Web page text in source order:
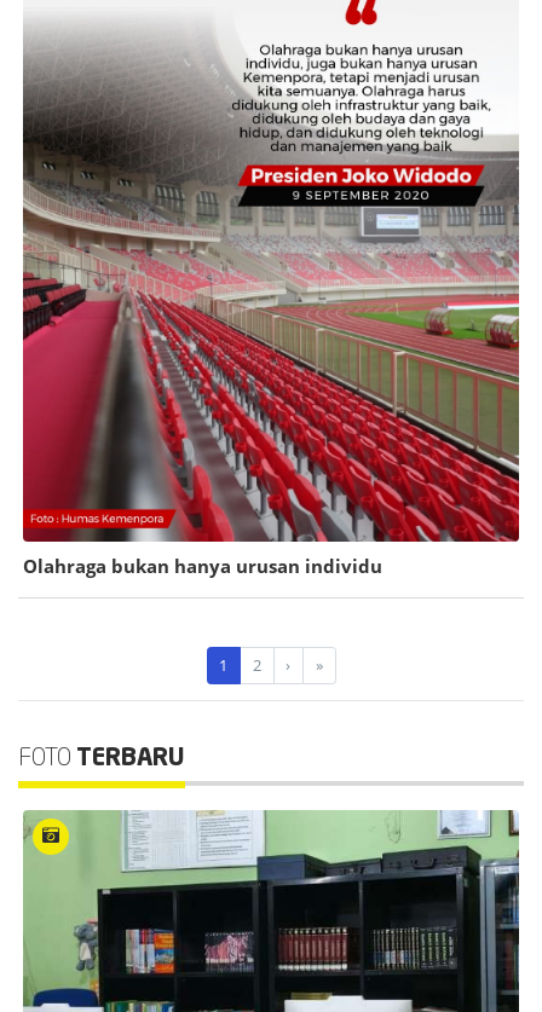
Olahraga bukan hanya urusan individu
1 2 › »
FOTO TERBARU